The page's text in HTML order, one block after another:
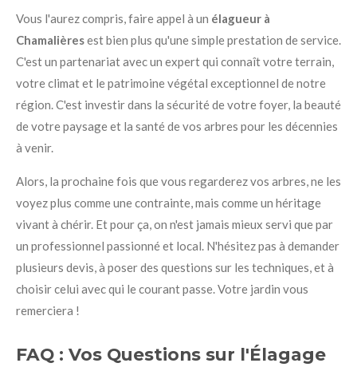
Vous l'aurez compris, faire appel à un élagueur à
Chamalièresest bien plus qu'une simple prestation de service.
C'est un partenariat avec un expert qui connaît votre terrain,
votre climat et le patrimoine végétal exceptionnel de notre
région. C'est investir dans la sécurité de votre foyer, la beauté
de votre paysage et la santé de vos arbres pour les décennies
à venir.
Alors, la prochaine fois que vous regarderez vos arbres, ne les
voyez plus comme une contrainte, mais comme un héritage
vivant à chérir. Et pour ça, on n'est jamais mieux servi que par
un professionnel passionné et local. N'hésitez pas à demander
plusieurs devis, à poser des questions sur les techniques, et à
choisir celui avec qui le courant passe. Votre jardin vous
remerciera !
FAQ : Vos Questions sur l'Élagage